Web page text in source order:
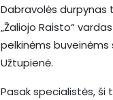
Dabravolės
„Žaliojo Raisto“
pelkinėms buveinėms
Užtupienė.
Pasak specialistės, ši